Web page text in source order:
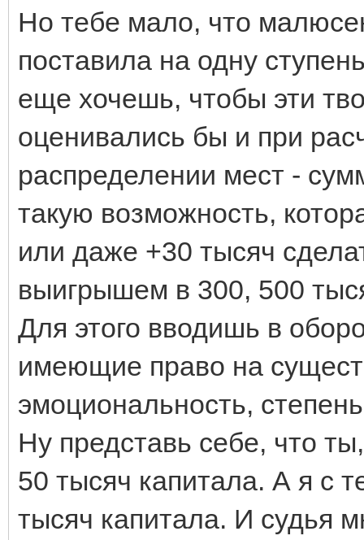
Но тебе мало, что
поставила на одну
еще хочешь, чтобы эти
оценивались бы и при
распределении мест -
такую возможность,
или даже +30 тысяч
выигрышем в 300, 500
Для этого вводишь в
имеющие право на
эмоциональность,
Ну представь себе, что
50 тысяч капитала. А я с
тысяч капитала. И судья